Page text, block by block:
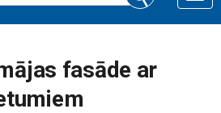
fasāde ar